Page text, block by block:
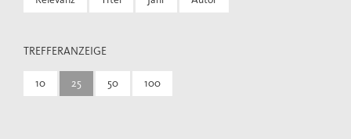
TREFFERANZEIGE
10 25 50 100